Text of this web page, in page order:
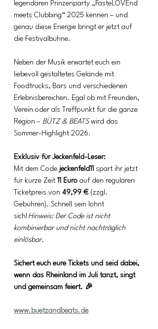
legendären Prinzenparty „FasteLOVEnd
meets Clubbing“ 2025 kennen – und
genau diese Energie bringt er jetzt auf
die Festivalbühne.
Neben der Musik erwartet euch ein
liebevoll gestaltetes Gelände mit
Foodtrucks, Bars und verschiedenen
Erlebnisbereichen. Egal ob mit Freunden,
Verein oder als Treffpunkt für die ganze
Region – BÜTZ & BEATS wird das
Sommer-Highlight 2026.
Exklusiv für Jeckenfeld-Leser:
Mit dem Code jeckenfeld11 spart ihr jetzt
für kurze Zeit 11 Euro auf den regulären
Ticketpreis von 49,99 € (zzgl.
Gebühren). Schnell sein lohnt
sich! Hinweis: Der Code ist nicht
kombinierbar und nicht nachträglich
einlösbar.
Sichert euch eure Tickets und seid dabei,
wenn das Rheinland im Juli tanzt, singt
und gemeinsam feiert. 🎉
www.buetzandbeats.de